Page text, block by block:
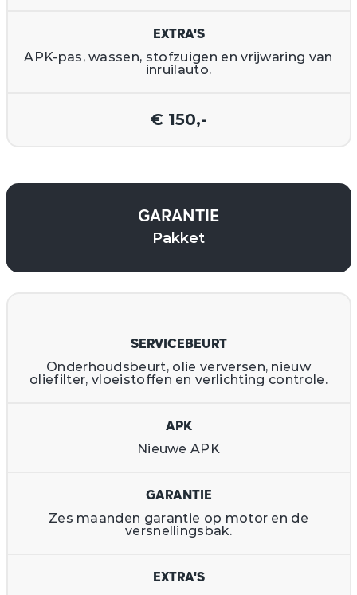
EXTRA'S
APK-pas, wassen, stofzuigen en vrijwaring van
inruilauto.
€ 150,-
GARANTIE
Pakket
SERVICEBEURT
Onderhoudsbeurt, olie verversen, nieuw
oliefilter, vloeistoffen en verlichting controle.
APK
Nieuwe APK
GARANTIE
Zes maanden garantie op motor en de
versnellingsbak.
EXTRA'S